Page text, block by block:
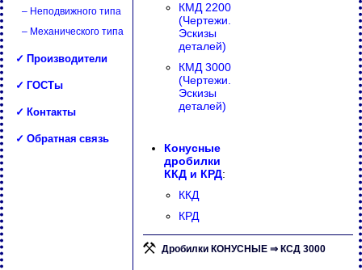
– Неподвижного типа
– Механического типа
✓ Производители
✓ ГОСТы
✓ Контакты
✓ Обратная связь
КМД 2200
(Чертежи.
Эскизы
деталей)
КМД 3000
(Чертежи.
Эскизы
деталей)
Конусные
дробилки
ККД и КРД:
ККД
КРД
Дробилки КОНУСНЫЕ ⇒ КСД 3000